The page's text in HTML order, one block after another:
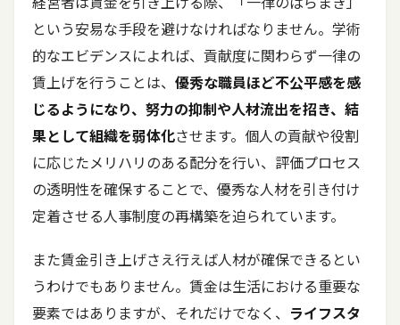
という安易な手段を避けなければなりません。学術
的なエビデンスによれば、貢献度に関わらず一律の
賃上げを行うことは、 優秀な職員ほど不公平感を感
じるようになり、努力の抑制や人材流出を招き、結
果として組織を弱体化させます。個人の貢献や役割
に応じたメリハリのある配分を行い、評価プロセス
の透明性を確保することで、優秀な人材を引き付け
定着させる人事制度の再構築を迫られています。
また賃金引き上げさえ行えば人材が確保できるとい
うわけでもありません。賃金は生活における重要な
要素ではありますが、それだけでなく、 ライフスタ